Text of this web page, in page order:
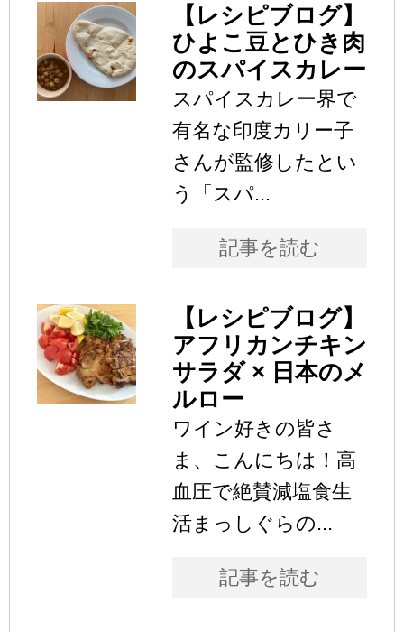
【レシピブログ】
ひよこ豆とひき肉
のスパイスカレー
スパイスカレー界で
有名な印度カリー子
さんが監修したとい
う「スパ...
記事を読む
【レシピブログ】
アフリカンチキン
サラダ × 日本のメ
ルロー
ワイン好きの皆さ
ま、こんにちは！高
血圧で絶賛減塩食生
活まっしぐらの...
記事を読む